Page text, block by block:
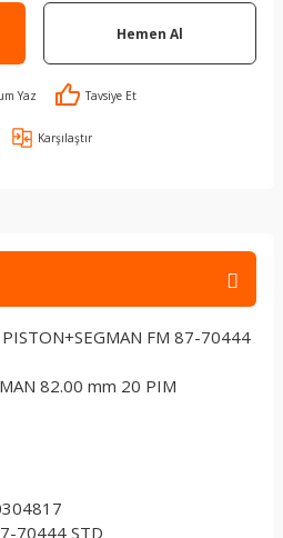
Hemen Al
Yaz Tavsiye Et
Karşılaştır
PISTON+SEGMAN FM 87-70444
82.00 mm 20 PIM
70444 STD